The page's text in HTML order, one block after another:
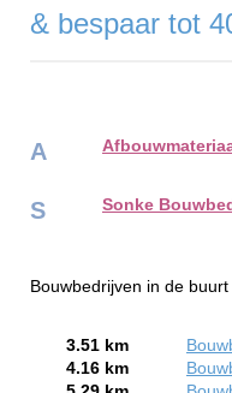
& bespaar tot
A
S Sonke
Bouwbedrijven in de
3.51 km
4.16 km